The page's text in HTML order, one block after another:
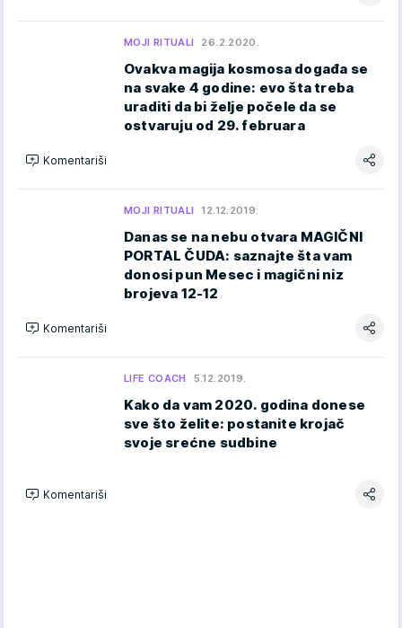
MOJI RITUALI 26.2.2020.
Ovakva magija kosmosa događa se
na svake 4 godine: evo šta treba
uraditi da bi želje počele da se
ostvaruju od 29. februara
Komentariši
MOJI RITUALI 12.12.2019.
Danas se na nebu otvara MAGIČNI
PORTAL ČUDA: saznajte šta vam
donosi pun Mesec i magični niz
brojeva 12-12
Komentariši
LIFE COACH 5.12.2019.
Kako da vam 2020. godina donese
sve što želite: postanite krojač
svoje srećne sudbine
Komentariši